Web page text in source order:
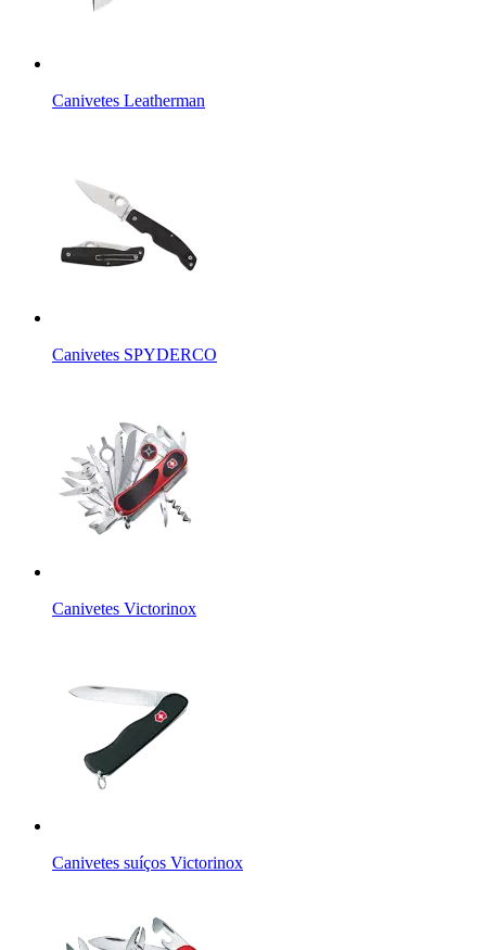
Canivetes Leatherman
Canivetes SPYDERCO
Canivetes Victorinox
Canivetes suíços Victorinox